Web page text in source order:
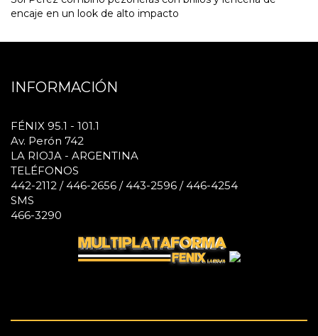
encaje en un look de alto impacto
INFORMACIÓN
FÉNIX 95.1 - 101.1
Av. Perón 742
LA RIOJA - ARGENTINA
TELÉFONOS
442-2112 / 446-2656 / 443-2596 / 446-4254
SMS
466-3290